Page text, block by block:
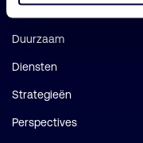
Duurzaam
Diensten
Strategieën
Perspectives